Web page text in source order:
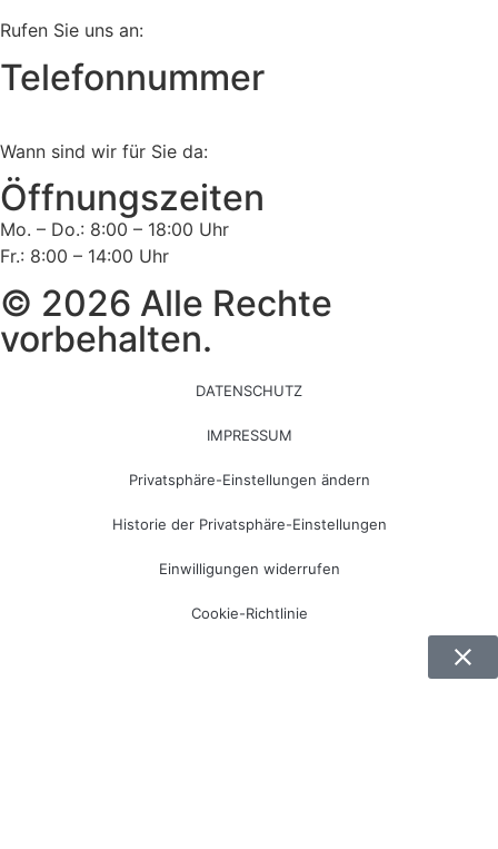
Rufen Sie uns an:
Telefonnummer
Wann sind wir für Sie da:
Öffnungszeiten
Mo. – Do.: 8:00 – 18:00 Uhr
Fr.: 8:00 – 14:00 Uhr
© 2026 Alle Rechte
vorbehalten.
DATENSCHUTZ
IMPRESSUM
Privatsphäre-Einstellungen ändern
Historie der Privatsphäre-Einstellungen
Einwilligungen widerrufen
Cookie-Richtlinie